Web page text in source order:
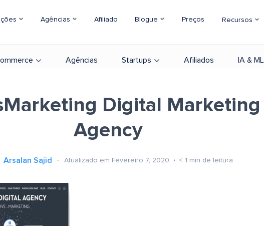
Agências Afiliado Blogue Preços Recursos
Agências Startups Afiliados IA & ML
Digital Marketing
Agency
Arsalan Sajid Atualizado em Fevereiro 7, 2020 < 1 min de leitura